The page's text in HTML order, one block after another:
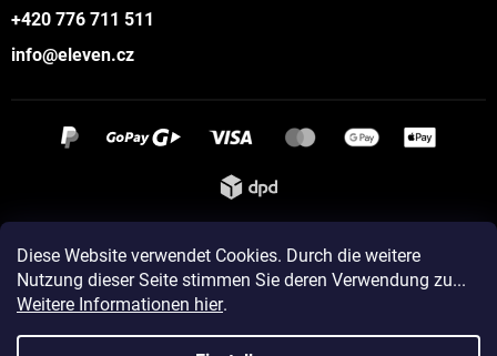
Diese Website verwendet Cookies. Durch die weitere
Nutzung dieser Seite stimmen Sie deren Verwendung zu...
Weitere Informationen hier.
+420 776 711 511
info@eleven.cz
Instagram
Erstellt von Shoptet